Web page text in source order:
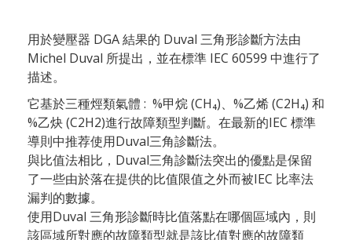
用於變壓器 DGA 結果的 Duval 三角形診斷方法由
Michel Duval 所提出，並在標準 IEC 60599 中進行了
描述。
它基於三種烴類氣體 : %甲烷 (CH₄)、%乙烯 (C2H₄) 和
%乙炔 (C2H2)進行故障類型判斷。在最新的IEC 標準
導則中推荐使用Duval三角診斷法。
與比值法相比，Duval三角診斷法突出的優點是保留
了一些由於落在提供的比值限值之外而被IEC 比率法
漏判的數據。
使用Duval 三角形診斷時比值落點在哪個區域內，則
該區域所對應的故障類型就是該比值對應的故障類